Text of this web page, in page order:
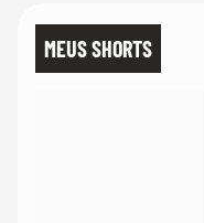
MEUS SHORTS